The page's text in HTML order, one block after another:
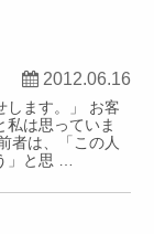
2012.06.16
します。」 お客
私は思っていま
者は、「この人
」と思 …